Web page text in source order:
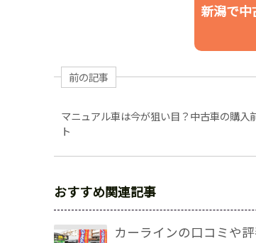
新潟で
前の記事
マニュアル車は今が狙い目？中古車の購入
ト
おすすめ関連記事
カーラインの口コミや